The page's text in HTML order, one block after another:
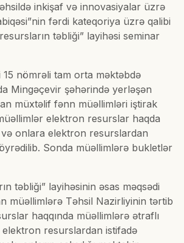
inkişaf və innovasiyalar üzrə
fərdi kateqoriya üzrə qalibi
təbliği” layihəsi seminar
nömrəli tam orta məktəbdə
Mingəçevir şəhərində yerləşən
müxtəlif fənn müəllimləri iştirak
elektron resurslar haqda
və onlara elektron resurslardan
Sonda müəllimlərə bukletlər
təbliği” layihəsinin əsas məqsədi
müəllimlərə Təhsil Nazirliyinin tərtib
haqqında müəllimlərə ətraflı
resurslardan istifadə